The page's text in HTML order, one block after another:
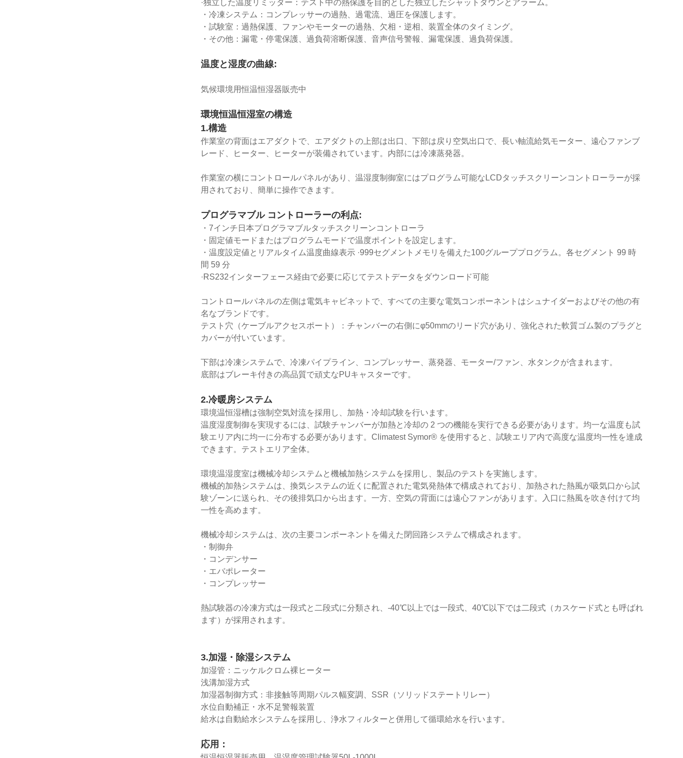
·独立した温度リミッター：テスト中の熱保護を目的とした独立したシャットダウンとアラーム。
・冷凍システム：コンプレッサーの過熱、過電流、過圧を保護します。
・試験室：過熱保護、ファンやモーターの過熱、欠相・逆相、装置全体のタイミング。
・その他：漏電・停電保護、過負荷溶断保護、音声信号警報、漏電保護、過負荷保護。
温度と湿度の曲線:
気候環境用恒温恒湿器販売中
環境恒温恒湿室の構造
1.構造
作業室の背面はエアダクトで、エアダクトの上部は出口、下部は戻り空気出口で、長い軸流給気モーター、遠心ファンブ
レード、ヒーター、ヒーターが装備されています。内部には冷凍蒸発器。
作業室の横にコントロールパネルがあり、温湿度制御室にはプログラム可能なLCDタッチスクリーンコントローラーが採
用されており、簡単に操作できます。
プログラマブル コントローラーの利点:
・7インチ日本プログラマブルタッチスクリーンコントローラ
・固定値モードまたはプログラムモードで温度ポイントを設定します。
・温度設定値とリアルタイム温度曲線表示 ·999セグメントメモリを備えた100グループプログラム。各セグメント 99 時
間 59 分
·RS232インターフェース経由で必要に応じてテストデータをダウンロード可能
コントロールパネルの左側は電気キャビネットで、すべての主要な電気コンポーネントはシュナイダーおよびその他の有
名なブランドです。
テスト穴（ケーブルアクセスポート）：チャンバーの右側にφ50mmのリード穴があり、強化された軟質ゴム製のプラグと
カバーが付いています。
下部は冷凍システムで、冷凍パイプライン、コンプレッサー、蒸発器、モーター/ファン、水タンクが含まれます。
底部はブレーキ付きの高品質で頑丈なPUキャスターです。
2.冷暖房システム
環境温恒湿槽は強制空気対流を採用し、加熱・冷却試験を行います。
温度湿度制御を実現するには、試験チャンバーが加熱と冷却の 2 つの機能を実行できる必要があります。均一な温度も試
験エリア内に均一に分布する必要があります。Climatest Symor® を使用すると、試験エリア内で高度な温度均一性を達成
できます。テストエリア全体。
環境温湿度室は機械冷却システムと機械加熱システムを採用し、製品のテストを実施します。
機械的加熱システムは、換気システムの近くに配置された電気発熱体で構成されており、加熱された熱風が吸気口から試
験ゾーンに送られ、その後排気口から出ます。一方、空気の背面には遠心ファンがあります。入口に熱風を吹き付けて均
一性を高めます。
機械冷却システムは、次の主要コンポーネントを備えた閉回路システムで構成されます。
・制御弁
・コンデンサー
・エバポレーター
・コンプレッサー
熱試験器の冷凍方式は一段式と二段式に分類され、-40℃以上では一段式、40℃以下では二段式（カスケード式とも呼ばれ
ます）が採用されます。
3.加湿・除湿システム
加湿管：ニッケルクロム裸ヒーター
浅溝加湿方式
加湿器制御方式：非接触等周期パルス幅変調、SSR（ソリッドステートリレー）
水位自動補正・水不足警報装置
給水は自動給水システムを採用し、浄水フィルターと併用して循環給水を行います。
応用：